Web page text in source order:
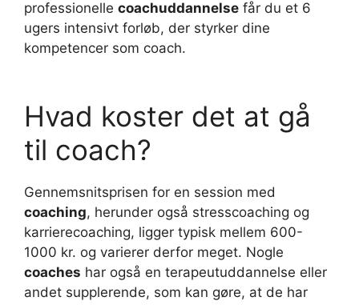
professionelle coachuddannelse får du et 6
ugers intensivt forløb, der styrker dine
kompetencer som coach.
Hvad koster det at gå
til coach?
Gennemsnitsprisen for en session med
coaching, herunder også stresscoaching og
karrierecoaching, ligger typisk mellem 600-
1000 kr. og varierer derfor meget. Nogle
coaches har også en terapeutuddannelse eller
andet supplerende, som kan gøre, at de har